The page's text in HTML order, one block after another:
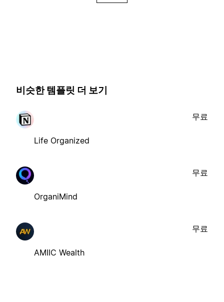
비슷한 템플릿 더 보기
Life Organized
무료
OrganiMind
무료
AMIIC Wealth
무료